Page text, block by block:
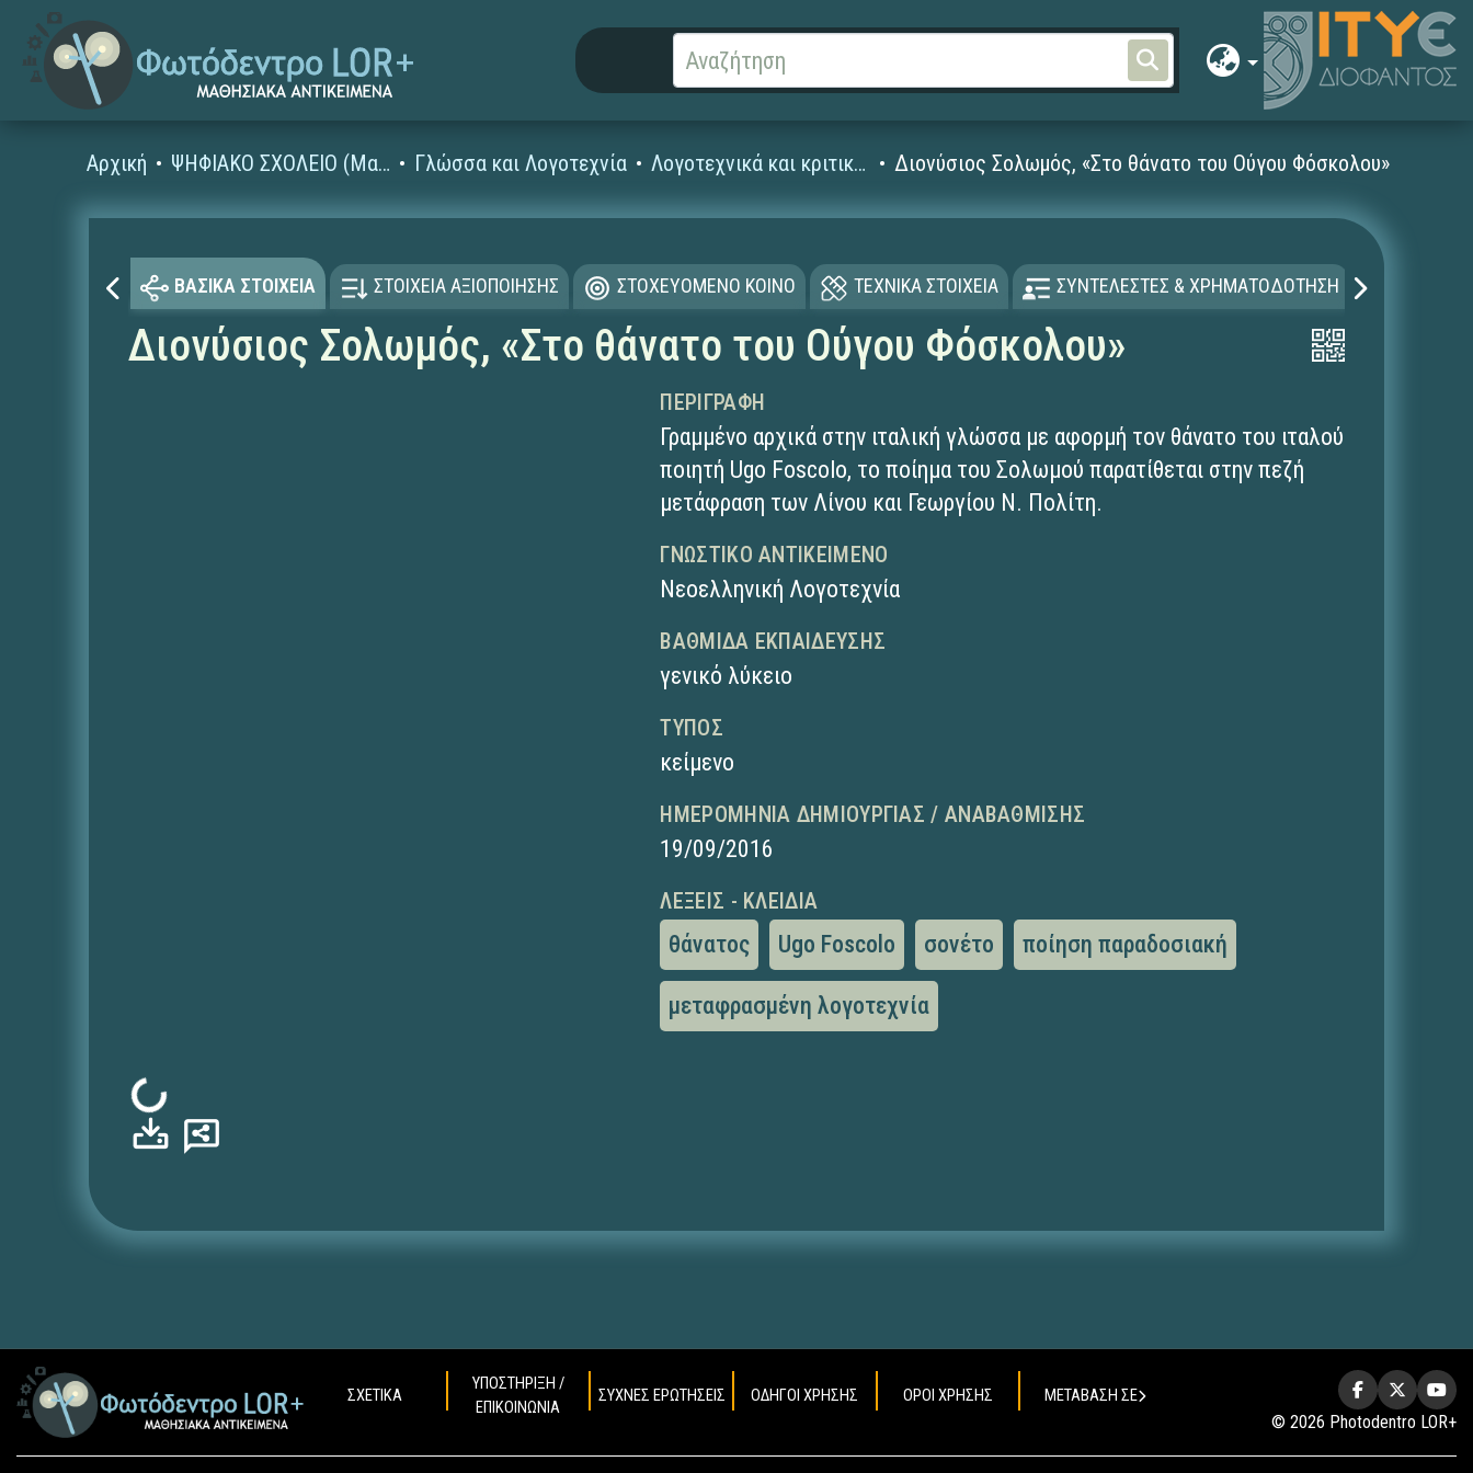
Αρχική ΨΗΦΙΑΚΟ ΣΧΟΛΕΙΟ (Μαθησιακά Αντικείμενα) Γλώσσα και Λογοτεχνία Λογοτεχνικά και κριτικά κείμενα Διονύσιος Σολωμός, «Στο θάνατο του Ούγου Φόσκολου»
ΒΑΣΙΚΑ ΣΤΟΙΧΕΙΑ ΣΤΟΙΧΕΙΑ ΑΞΙΟΠΟΙΗΣΗΣ ΣΤΟΧΕΥΟΜΕΝΟ ΚΟΙΝΟ ΤΕΧΝΙΚΑ ΣΤΟΙΧΕΙΑ ΣΥΝΤΕΛΕΣΤΕΣ & ΧΡΗΜΑΤΟΔΟΤΗΣΗ
Διονύσιος Σολωμός, «Στο θάνατο του Ούγου Φόσκολου»
Φόρτωση...
ΠΕΡΙΓΡΑΦΉ
Γραμμένο αρχικά στην ιταλική γλώσσα με αφορμή τον θάνατο του ιταλού
ποιητή Ugo Foscolo, το ποίημα του Σολωμού παρατίθεται στην πεζή
μετάφραση των Λίνου και Γεωργίου Ν. Πολίτη.
ΓΝΩΣΤΙΚΌ ΑΝΤΙΚΕΊΜΕΝΟ
Νεοελληνική Λογοτεχνία
ΒΑΘΜΊΔΑ ΕΚΠΑΊΔΕΥΣΗΣ
γενικό λύκειο
ΤΎΠΟΣ
κείμενο
ΗΜΕΡΟΜΗΝΊΑ ΔΗΜΙΟΥΡΓΊΑΣ / ΑΝΑΒΆΘΜΙΣΗΣ
19/09/2016
ΛΈΞΕΙΣ - ΚΛΕΙΔΙΆ
θάνατος Ugo Foscolo σονέτο ποίηση παραδοσιακή
μεταφρασμένη λογοτεχνία
ΣΧΕΤΙΚΑ
ΥΠΟΣΤΗΡΙΞΗ /
ΕΠΙΚΟΙΝΩΝΙΑ
ΣΥΧΝΕΣ ΕΡΩΤΗΣΕΙΣ ΟΔΗΓΟΙ ΧΡΗΣΗΣ ΟΡΟΙ ΧΡΗΣΗΣ ΜΕΤΑΒΑΣΗ ΣΕ
© 2026 Photodentro LOR+